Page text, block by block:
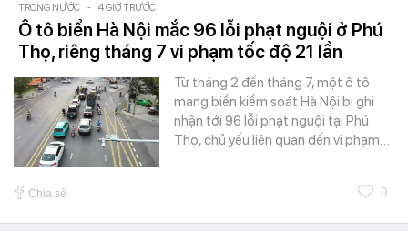
TRONG NƯỚC - 4 GIỜ TRƯỚC
Ô tô biển Hà Nội mắc 96 lỗi phạt nguội ở Phú
Thọ, riêng tháng 7 vi phạm tốc độ 21 lần
Từ tháng 2 đến tháng 7, một ô tô
mang biển kiểm soát Hà Nội bị ghi
nhận tới 96 lỗi phạt nguội tại Phú
Thọ, chủ yếu liên quan đến vi phạm…
Chia sẻ 0